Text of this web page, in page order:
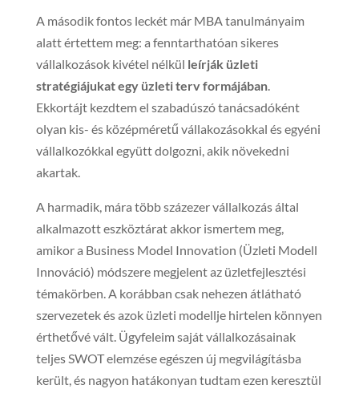
A második fontos leckét már MBA tanulmányaim
alatt értettem meg: a fenntarthatóan sikeres
vállalkozások kivétel nélkül leírják üzleti
stratégiájukat egy üzleti terv formájában.
Ekkortájt kezdtem el szabadúszó tanácsadóként
olyan kis- és középméretű vállakozásokkal és egyéni
vállalkozókkal együtt dolgozni, akik növekedni
akartak.
A harmadik, mára több százezer vállalkozás által
alkalmazott eszköztárat akkor ismertem meg,
amikor a Business Model Innovation (Üzleti Modell
Innováció) módszere megjelent az üzletfejlesztési
témakörben. A korábban csak nehezen átlátható
szervezetek és azok üzleti modellje hirtelen könnyen
érthetővé vált. Ügyfeleim saját vállalkozásainak
teljes SWOT elemzése egészen új megvilágításba
került, és nagyon hatákonyan tudtam ezen keresztül